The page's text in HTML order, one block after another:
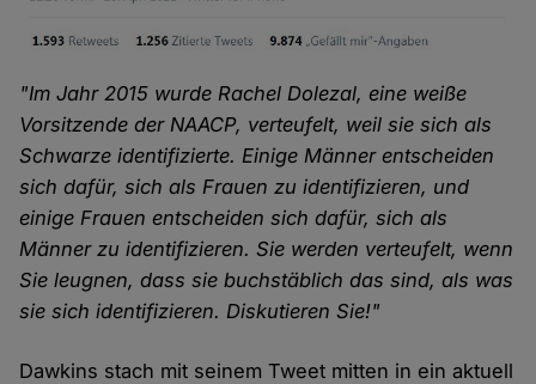
"Im Jahr 2015 wurde Rachel Dolezal, eine weiße
Vorsitzende der NAACP, verteufelt, weil sie sich als
Schwarze identifizierte. Einige Männer entscheiden
sich dafür, sich als Frauen zu identifizieren, und
einige Frauen entscheiden sich dafür, sich als
Männer zu identifizieren. Sie werden verteufelt, wenn
Sie leugnen, dass sie buchstäblich das sind, als was
sie sich identifizieren. Diskutieren Sie!"
Dawkins stach mit seinem Tweet mitten in ein aktuell